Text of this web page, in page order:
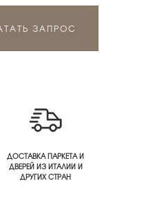
ЗАПРОС
ДОСТАВКА ПАРКЕТА И
ДВЕРЕЙ ИЗ ИТАЛИИ И
ДРУГИХ СТРАН